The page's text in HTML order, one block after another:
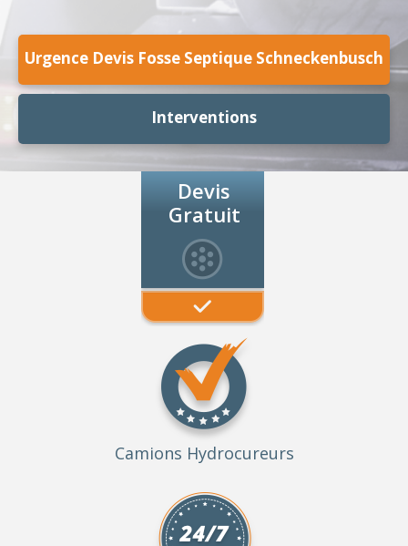
Urgence Devis Fosse Septique Schneckenbusch
Interventions
Devis
Gratuit
Camions Hydrocureurs